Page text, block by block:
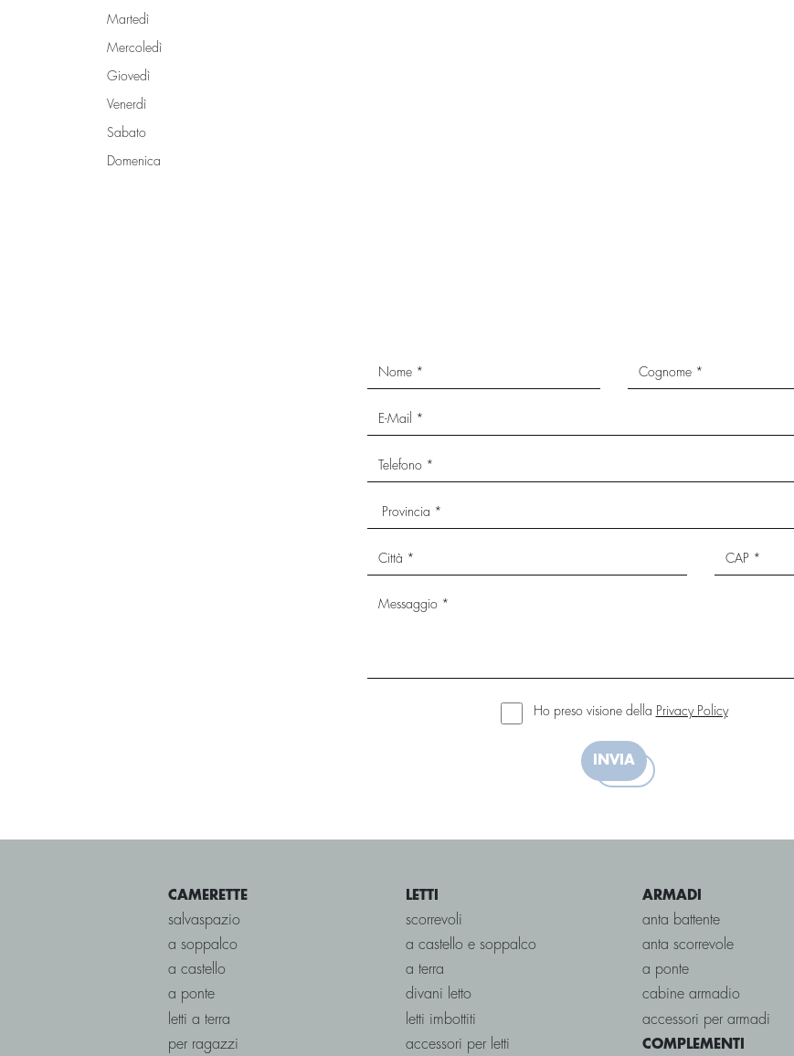
Martedì
Mercoledì
Giovedì
Venerdì
Sabato
Domenica
Ho preso visione della Privacy Policy
INVIA
CAMERETTE
salvaspazio
a soppalco
a castello
a ponte
letti a terra
per ragazzi
LETTI
scorrevoli
a castello e soppalco
a terra
divani letto
letti imbottiti
accessori per letti
ARMADI
anta battente
anta scorrevole
a ponte
cabine armadio
accessori per armadi
COMPLEMENTI